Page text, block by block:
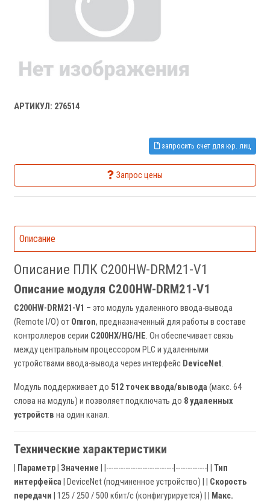
АРТИКУЛ: 276514
запросить счет для юр. лиц
Запрос цены
Описание
Описание ПЛК C200HW-DRM21-V1
Описание модуля C200HW-DRM21-V1
C200HW-DRM21-V1 – это модуль удаленного ввода-вывода
(Remote I/O) от Omron, предназначенный для работы в составе
контроллеров серии C200HX/HG/HE. Он обеспечивает связь
между центральным процессором PLC и удаленными
устройствами ввода-вывода через интерфейс DeviceNet.
Модуль поддерживает до 512 точек ввода/вывода (макс. 64
слова на модуль) и позволяет подключать до 8 удаленных
устройств на один канал.
Технические характеристики
Параметр Значение | |----------------------------|-------------| | Тип
интерфейса | DeviceNet (подчиненное устройство) | | Скорость
передачи | 125 / 250 / 500 кбит/с (конфигурируется) | |
Макс.